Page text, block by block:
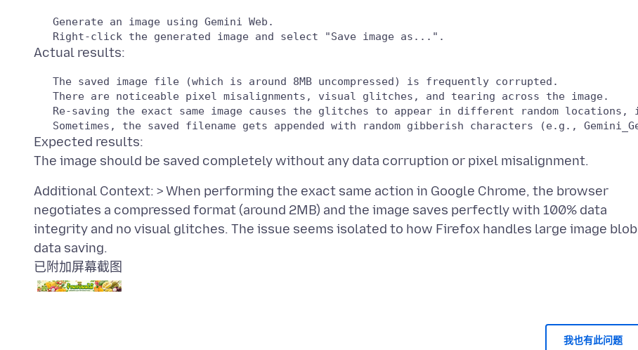
Expected results:
Additional Context: > When performing the exact same action in Google Chrome, the browser
negotiates a compressed format (around 2MB) and the image saves perfectly with 100% data
integrity and no visual glitches. The issue seems isolated to how Firefox handles large image blob
已附加屏幕截图
我也有此问题